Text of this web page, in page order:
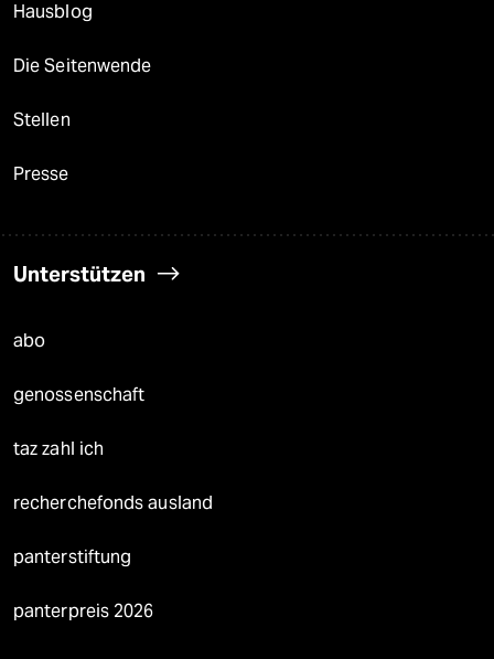
Hausblog
Die Seitenwende
Stellen
Presse
Unterstützen
abo
genossenschaft
taz zahl ich
recherchefonds ausland
panterstiftung
panterpreis 2026